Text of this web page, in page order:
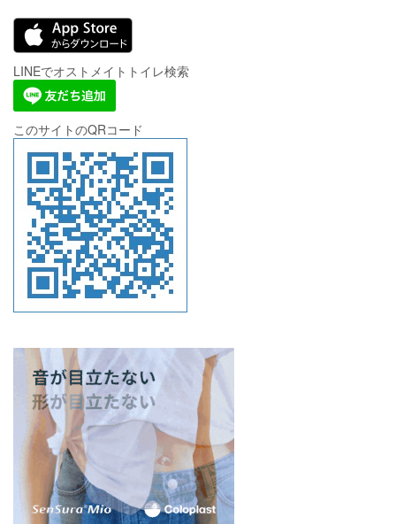
LINEでオストメイトトイレ検索
このサイトのQRコード